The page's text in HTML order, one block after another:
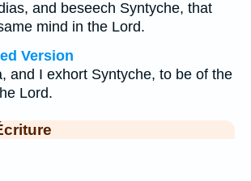
and beseech Syntyche, that
mind in the Lord.
Version
and I exhort Syntyche, to be of the
Lord.